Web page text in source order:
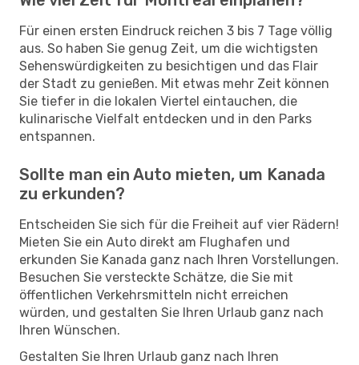
Für einen ersten Eindruck reichen 3 bis 7 Tage völlig
aus. So haben Sie genug Zeit, um die wichtigsten
Sehenswürdigkeiten zu besichtigen und das Flair
der Stadt zu genießen. Mit etwas mehr Zeit können
Sie tiefer in die lokalen Viertel eintauchen, die
kulinarische Vielfalt entdecken und in den Parks
entspannen.
Sollte man ein Auto mieten, um Kanada
zu erkunden?
Entscheiden Sie sich für die Freiheit auf vier Rädern!
Mieten Sie ein Auto direkt am Flughafen und
erkunden Sie Kanada ganz nach Ihren Vorstellungen.
Besuchen Sie versteckte Schätze, die Sie mit
öffentlichen Verkehrsmitteln nicht erreichen
würden, und gestalten Sie Ihren Urlaub ganz nach
Ihren Wünschen.
Gestalten Sie Ihren Urlaub ganz nach Ihren